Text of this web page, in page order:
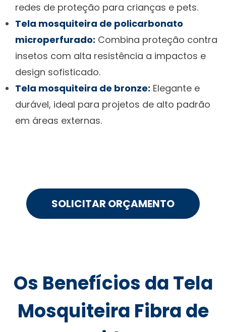
redes de proteção para crianças e pets.
Tela mosquiteira de policarbonato
microperfurado: Combina proteção contra
insetos com alta resistência a impactos e
design sofisticado.
Tela mosquiteira de bronze: Elegante e
durável, ideal para projetos de alto padrão
em áreas externas.
SOLICITAR ORÇAMENTO
Os Benefícios da Tela
Mosquiteira Fibra de